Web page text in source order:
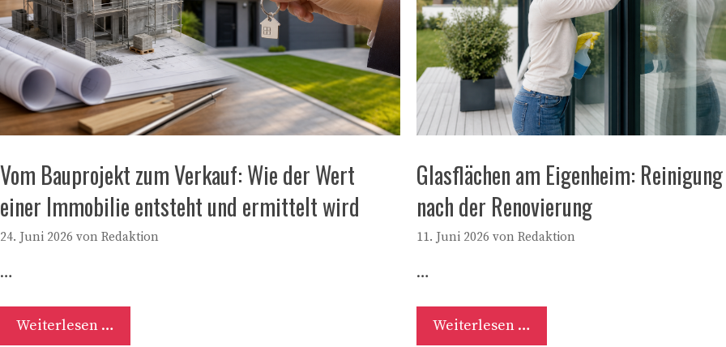
Vom Bauprojekt zum Verkauf: Wie der Wert
einer Immobilie entsteht und ermittelt wird
24. Juni 2026 von Redaktion
…
Weiterlesen …
Glasflächen am Eigenheim:
nach der Renovierung
11. Juni 2026 von Redaktion
…
Weiterlesen …